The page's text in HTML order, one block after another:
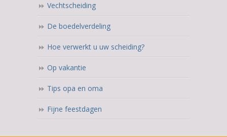
Vechtscheiding
De boedelverdeling
Hoe verwerkt u uw scheiding?
Op vakantie
Tips opa en oma
Fijne feestdagen